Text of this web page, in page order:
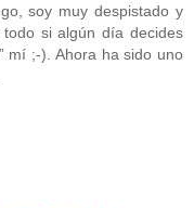
soy muy despistado y
si algún día decides
mí ;-). Ahora ha sido uno